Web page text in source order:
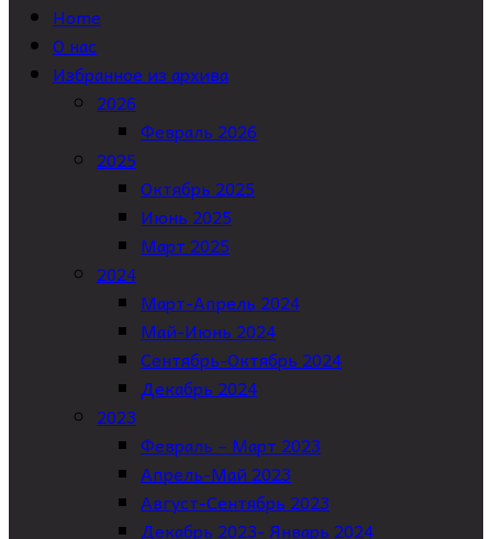
Home
О нас
Избранное из архива
2026
Февраль 2026
2025
Октябрь 2025
Июнь 2025
Март 2025
2024
Март-Апрель 2024
Май-Июнь 2024
Сентябрь-Октябрь 2024
Декабрь 2024
2023
Февраль – Март 2023
Апрель-Май 2023
Август-Сентябрь 2023
Декабрь 2023- Январь 2024